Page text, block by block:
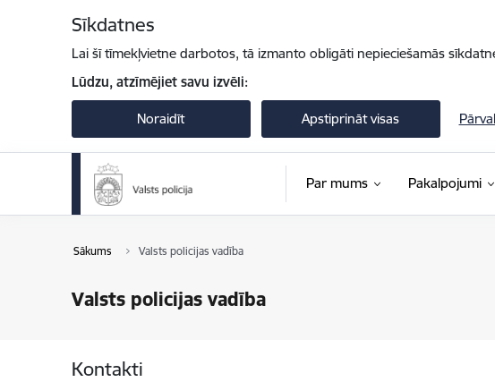
Sīkdatnes
Lai šī tīmekļvietne darbotos, tā izmanto obligāti nepieciešamās
Lūdzu, atzīmējiet savu izvēli:
Noraidīt Apstiprināt visas
Par mums Pakalpojumi
Sākums Valsts policijas vadība
Valsts policijas vadība
Kontakti